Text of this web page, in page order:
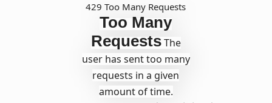
429 Too Many Requests
Too Many
RequestsThe
user has sent too many
requests in a given
amount of time.